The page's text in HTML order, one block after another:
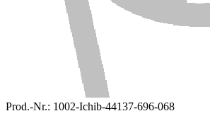
Prod.-Nr.: 1002-Ichib-44137-696-068